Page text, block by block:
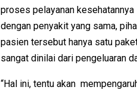
proses pelayanan
dengan penyakit yang sama,
pasien tersebut hanya satu
sangat dinilai dari pengeluaran
“Hal ini, tentu akan